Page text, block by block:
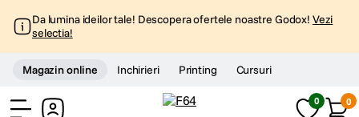
Da lumina ideilor tale! Descopera ofertele noastre Godox! Vezi
selectia!
Magazin online Inchirieri Printing Cursuri
0 0